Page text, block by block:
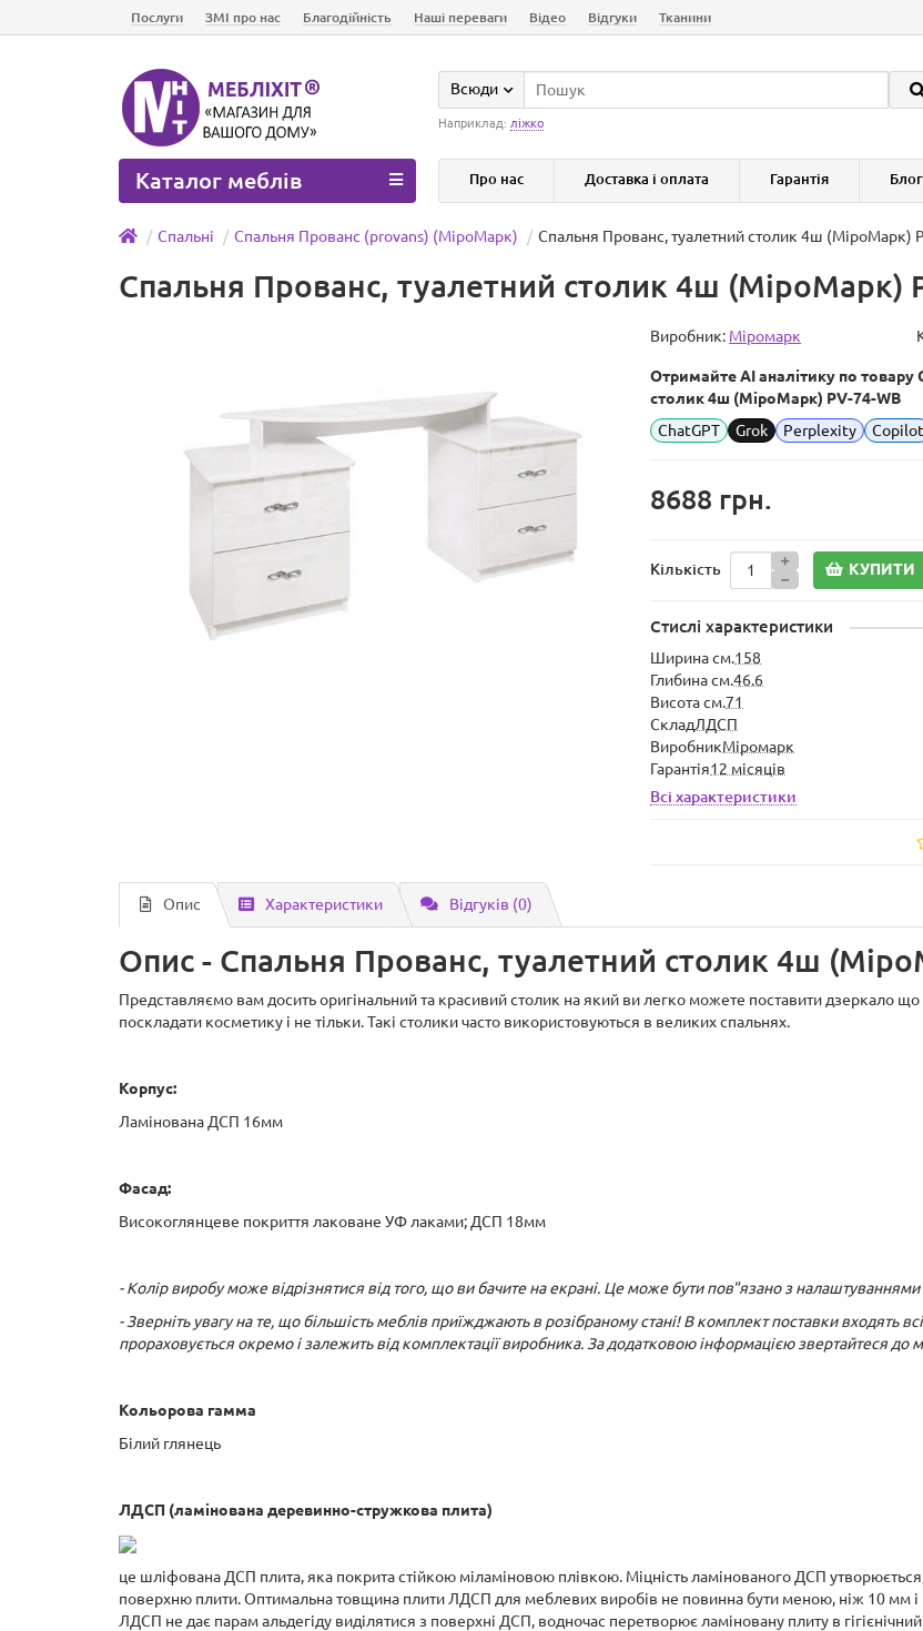
Послуги ЗМІ про нас Благодійність Наші переваги Відео Відгуки Тканини
Всюди
Наприклад: ліжко
Про нас Доставка і оплата Гарантія Блог
Каталог меблів
Спальні Спальня Прованс (provans) (МіроМарк) Спальня Прованс, туалетний столик 4ш (МіроМарк)
Спальня Прованс, туалетний столик 4ш (МіроМарк)
Виробник: Міромарк
Отримайте AI аналітику по товару
столик 4ш (МіроМарк) PV-74-WB
ChatGPT
Grok Perplexity Copilot
8688 грн.
Кількість КУПИТИ
Стислі характеристики
Ширина см.158
Глибина см.46.6
Висота см.71
СкладЛДСП
ВиробникМіромарк
Гарантія12 місяців
Всі характеристики
Опис Характеристики Відгуків (0)
Опис - Спальня Прованс, туалетний столик 4ш
Представляємо вам досить оригінальний та красивий столик на який ви легко можете поставити дзеркало
поскладати косметику і не тільки. Такі столики часто використовуються в великих спальнях.
Корпус:
Ламінована ДСП 16мм
Фасад:
Високоглянцеве покриття лаковане УФ лаками; ДСП 18мм
- Колір виробу може відрізнятися від того, що ви бачите на екрані. Це може бути пов"язано з
- Зверніть увагу на те, що більшість меблів приїжджають в розібраному стані! В комплект поставки входять
прораховується окремо і залежить від комплектації виробника. За додатковою інформацією звертайтеся до
Кольорова гамма
Білий глянець
ЛДСП (ламінована деревинно-стружкова плита)
це шліфована ДСП плита, яка покрита стійкою міламіновою плівкою. Міцність ламінованого ДСП
поверхню плити. Оптимальна товщина плити ЛДСП для меблевих виробів не повинна бути меною, ніж 10 мм
ЛДСП не дає парам альдегіду виділятися з поверхні ДСП, водночас перетворює ламіновану плиту в